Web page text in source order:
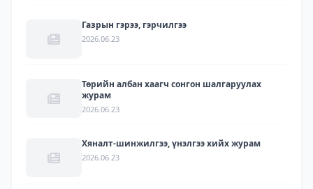
Газрын гэрээ, гэрчилгээ
2026.06.23
Төрийн албан хаагч сонгон шалгаруулах
журам
2026.06.23
Хяналт-шинжилгээ, үнэлгээ хийх журам
2026.06.23